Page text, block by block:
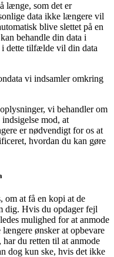
længe, som det er
data ikke længere vil
blive slettet på en
behandle din data i
i dette tilfælde vil din data
vi indsamler omkring
vi behandler om
mod, at
er nødvendigt for os at
hvordan du kan gøre
om at få en kopi at de
dig. Hvis du opdager fejl
mulighed for at anmode
ønsker at opbevare
du retten til at anmode
dog kun ske, hvis det ikke